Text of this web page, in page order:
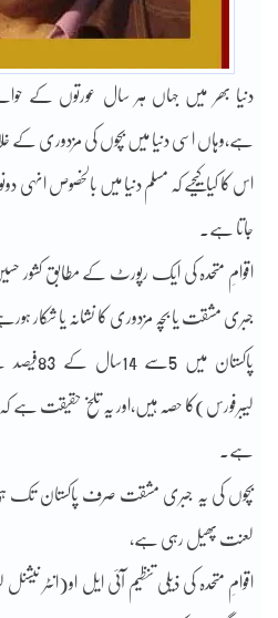
دنیا بھر میں جہاں ہر سال عورتوں کے
ہے،وہاں اسی دنیا میں بچوں کی مزدوری کے
اس کا کیا کیجیے کہ مسلم دنیا میں بالخصوص انہی
جاتا ہے۔
جبری مشقت یا بچہ مزدوری کا نشانہ یا شکار
پاکستان
لیبرفورس)کا حصہ ہیں،اور یہ تلخ حقیقت ہے
ہے۔
بچوں کی یہ جبری مشقت صرف پاکستان تک ہی
لعنت پھیل رہی ہے،
اقوامِ متحدہ کی ذیلی تنظیم آئی ایل او(انٹر